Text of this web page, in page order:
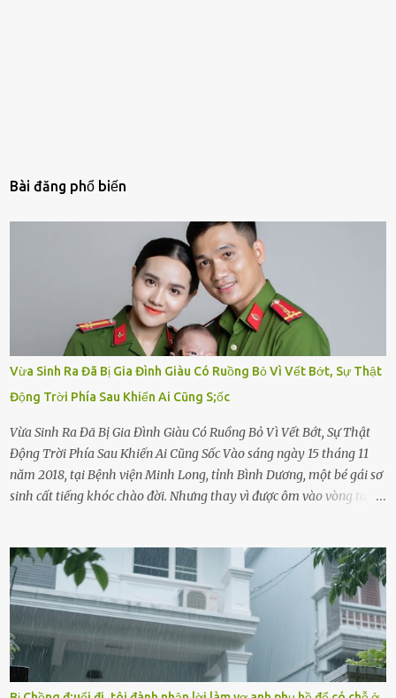
Bài đăng phổ biến
Vừa Sinh Ra Đã Bị Gia Đình Giàu Có Ruồng Bỏ Vì Vết Bớt, Sự Thật
Động Trời Phía Sau Khiến Ai Cũng S;ốc
Vừa Sinh Ra Đã Bị Gia Đình Giàu Có Ruồng Bỏ Vì Vết Bớt, Sự Thật
Động Trời Phía Sau Khiến Ai Cũng Sốc Vào sáng ngày 15 tháng 11
năm 2018, tại Bệnh viện Minh Long, tỉnh Bình Dương, một bé gái sơ
sinh cất tiếng khóc chào đời. Nhưng thay vì được ôm vào vòng tay
hảo, địa vị cao sang của ông Trần Quốc Tùng xem như điềm gở. Ông
Tùng, một doanh nhân quyền lực có tiếng ở Bình Dương, cùng vợ là
bà Đỗ Thị Nga, lập tức ra quyết định nhẫn tâm: bỏ lại đứa trẻ. Họ
viện cớ “không đủ khả năng nuôi dưỡng” và ký vào giấy từ chối
quyền giám hộ, yêu cầu bệnh viện xử lý bé như một trường hợp bị
bỏ rơi. Trong khi ấy, con gái ruột của họ – Trần Lệ Mi – vẫn đang
mê man sau sinh, hoàn toàn không hay biết chuyện gì xảy ra.